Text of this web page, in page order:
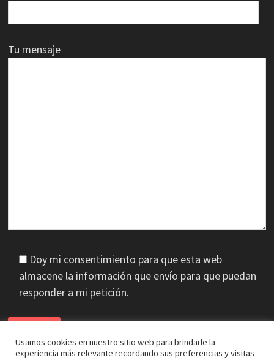
Tu mensaje
Doy mi consentimiento para que esta web
almacene la información que envío para que puedan
responder a mi petición.
Usamos cookies en nuestro sitio web para brindarle la
experiencia más relevante recordando sus preferencias y visitas